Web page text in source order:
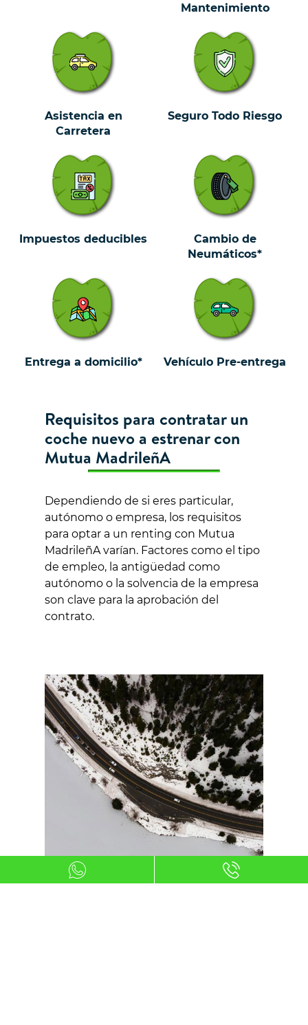
Mantenimiento
Asistencia en
Carretera
Seguro Todo Riesgo
Impuestos deducibles
Cambio de
Neumáticos*
Entrega a domicilio* Vehículo Pre-entrega
Requisitos para contratar un
coche nuevo a estrenar con
Mutua MadrileñA
Dependiendo de si eres particular,
autónomo o empresa, los requisitos
para optar a un renting con Mutua
MadrileñA varían. Factores como el tipo
de empleo, la antigüedad como
autónomo o la solvencia de la empresa
son clave para la aprobación del
contrato.